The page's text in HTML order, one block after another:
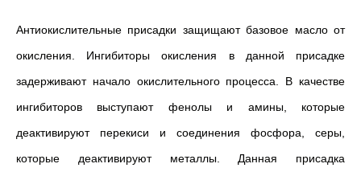
Антиокислительные присадки защищают базовое масло от
окисления. Ингибиторы окисления в данной присадке
задерживают начало окислительного процесса. В качестве
ингибиторов выступают фенолы и амины, которые
деактивируют перекиси и соединения фосфора, серы,
которые деактивируют металлы. Данная присадка